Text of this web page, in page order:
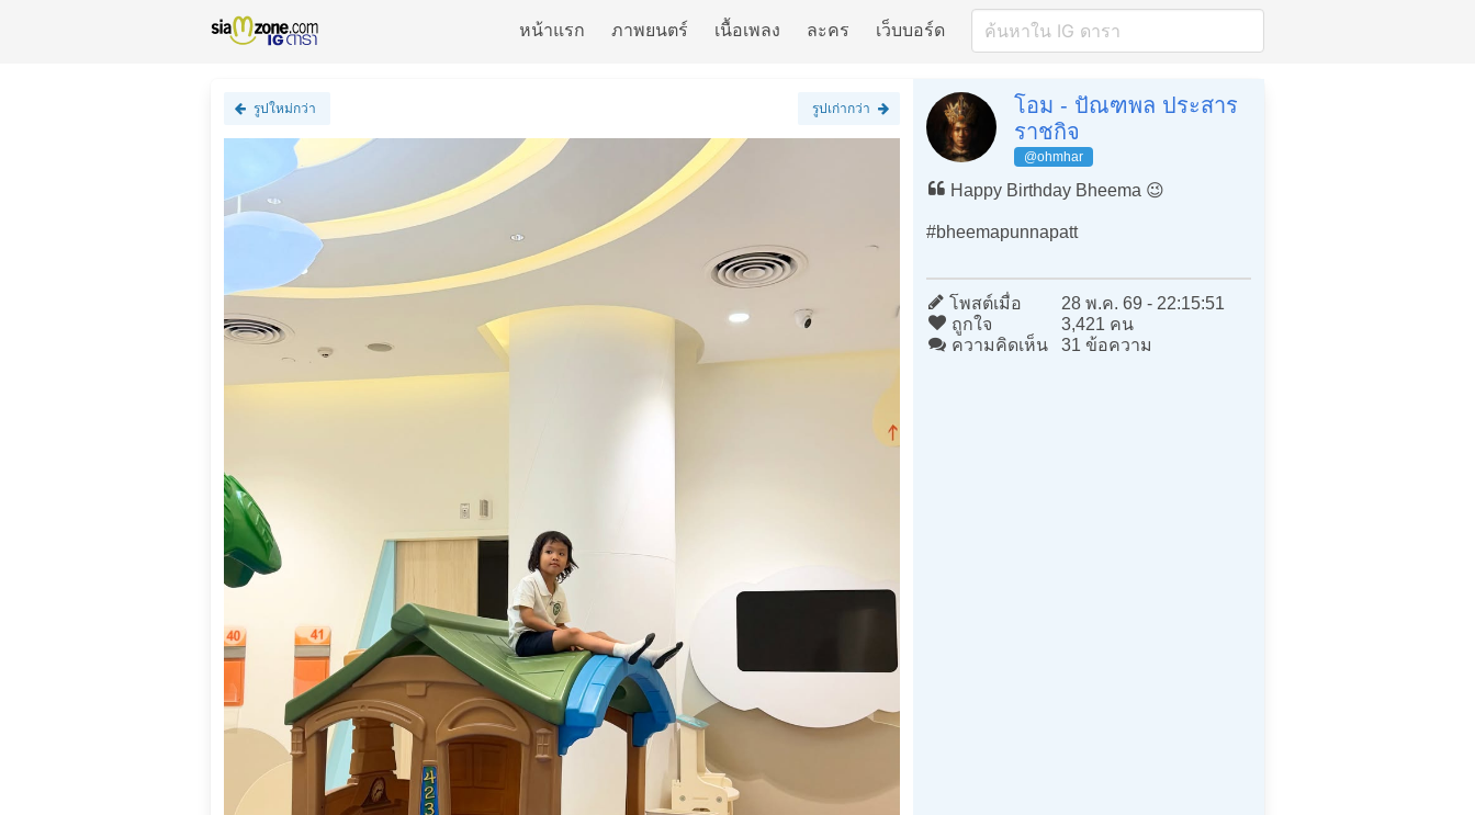
หน้าแรก ภาพยนตร์ เนื้อเพลง ละคร เว็บบอร์ด
รูปใหม่กว่า รูปเก่ากว่า
โอม - ปัณฑพล ประสาร
ราชกิจ
@ohmhar
Happy Birthday Bheema 😉
#bheemapunnapatt
โพสต์เมื่อ
28 พ.ค. 69 - 22:15:51
ถูกใจ
3,421 คน
ความคิดเห็น
31 ข้อความ